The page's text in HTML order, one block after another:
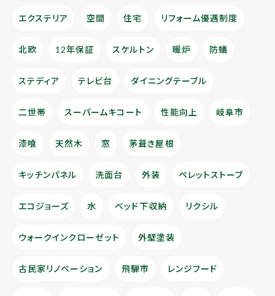
エクステリア 空間 住宅 リフォーム優遇制度
北欧 12年保証 スケルトン 暖炉 防蟻
ステディア テレビ台 ダイニングテーブル
二世帯 スーパームキコート 性能向上 岐阜市
漆喰 天然木 窓 茅葺き屋根
キッチンパネル 洗面台 外装 ペレットストーブ
エコジョーズ 水 ベッド下収納 リクシル
ウォークインクローゼット 外壁塗装
古民家リノベーション 飛騨市 レンジフード